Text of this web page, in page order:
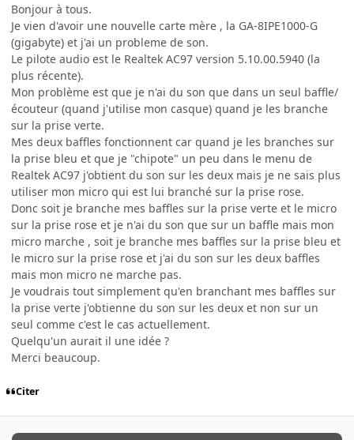
Bonjour à tous.
Je vien d'avoir une nouvelle carte mère , la GA-8IPE1000-G
(gigabyte) et j'ai un probleme de son.
Le pilote audio est le Realtek AC97 version 5.10.00.5940 (la
plus récente).
Mon problème est que je n'ai du son que dans un seul baffle/
écouteur (quand j'utilise mon casque) quand je les branche
sur la prise verte.
Mes deux baffles fonctionnent car quand je les branches sur
la prise bleu et que je "chipote" un peu dans le menu de
Realtek AC97 j'obtient du son sur les deux mais je ne sais plus
utiliser mon micro qui est lui branché sur la prise rose.
Donc soit je branche mes baffles sur la prise verte et le micro
sur la prise rose et je n'ai du son que sur un baffle mais mon
micro marche , soit je branche mes baffles sur la prise bleu et
le micro sur la prise rose et j'ai du son sur les deux baffles
mais mon micro ne marche pas.
Je voudrais tout simplement qu'en branchant mes baffles sur
la prise verte j'obtienne du son sur les deux et non sur un
seul comme c'est le cas actuellement.
Quelqu'un aurait il une idée ?
Merci beaucoup.
Citer